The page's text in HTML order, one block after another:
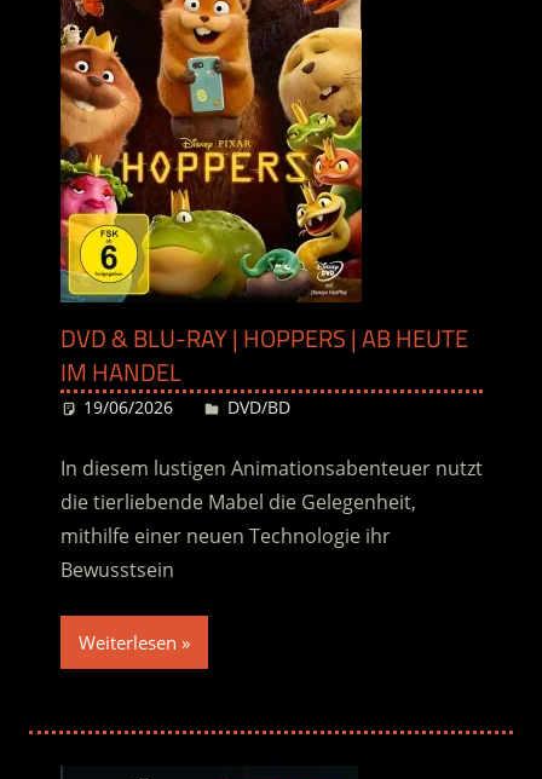
DVD & BLU-RAY | HOPPERS | AB HEUTE
IM HANDEL
19/06/2026 Desiree
DVD/BD
In diesem lustigen Animationsabenteuer nutzt
die tierliebende Mabel die Gelegenheit,
mithilfe einer neuen Technologie ihr
Bewusstsein
Weiterlesen